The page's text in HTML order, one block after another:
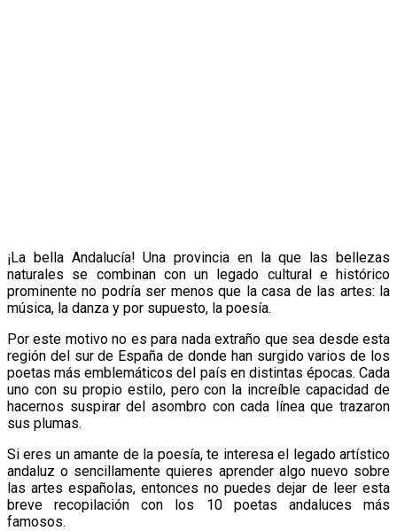
¡La bella Andalucía! Una provincia en la que las bellezas
naturales se combinan con un legado cultural e histórico
prominente no podría ser menos que la casa de las artes: la
música, la danza y por supuesto, la poesía.
Por este motivo no es para nada extraño que sea desde esta
región del sur de España de donde han surgido varios de los
poetas más emblemáticos del país en distintas épocas. Cada
uno con su propio estilo, pero con la increíble capacidad de
hacernos suspirar del asombro con cada línea que trazaron
sus plumas.
Si eres un amante de la poesía, te interesa el legado artístico
andaluz o sencillamente quieres aprender algo nuevo sobre
las artes españolas, entonces no puedes dejar de leer esta
breve recopilación con los 10 poetas andaluces más
famosos.